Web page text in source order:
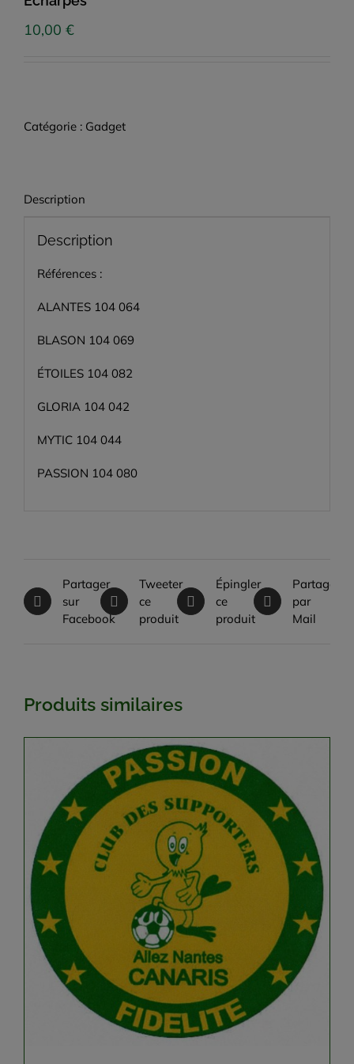
10,00 €
Catégorie : Gadget
Description
Description
Références :
ALANTES 104 064
BLASON 104 069
ÉTOILES 104 082
GLORIA 104 042
MYTIC 104 044
PASSION 104 080
Partager
sur
Facebook
Tweeter
ce
produit
Épingler
ce
produit
Partager
par
Mail
Produits similaires